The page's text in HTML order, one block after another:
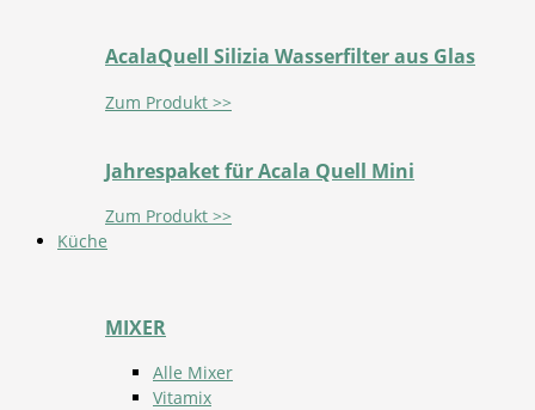
AcalaQuell Silizia Wasserfilter aus Glas
Zum Produkt >>
Jahrespaket für Acala Quell Mini
Zum Produkt >>
Küche
MIXER
Alle Mixer
Vitamix